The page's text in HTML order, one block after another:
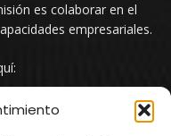
es colaborar en el
empresariales.